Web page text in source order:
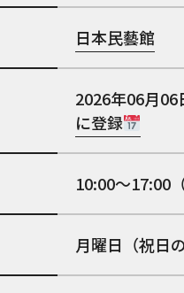
日本民藝館
2026年06月06
に登録
10:00〜17:00
月曜日（祝日